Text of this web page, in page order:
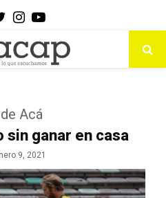
Twitter
Instagram
Youtube
Acá
sin ganar en casa
9, 2021